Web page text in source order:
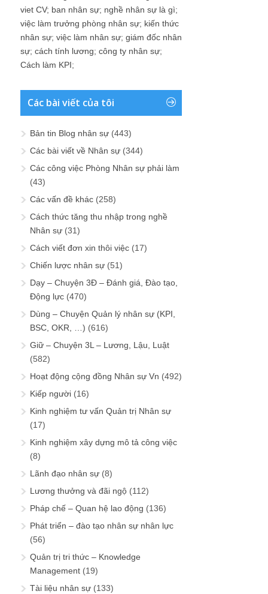
viet CV; ban nhân sự; nghề nhân sự là gì;
việc làm trưởng phòng nhân sự; kiến thức
nhân sự; việc làm nhân sự; giám đốc nhân
sự; cách tính lương; công ty nhân sự;
Cách làm KPI;
Các bài viết của tôi
Bản tin Blog nhân sự (443)
Các bài viết về Nhân sự (344)
Các công việc Phòng Nhân sự phải làm
(43)
Các vấn đề khác (258)
Cách thức tăng thu nhập trong nghề
Nhân sự (31)
Cách viết đơn xin thôi việc (17)
Chiến lược nhân sự (51)
Dạy – Chuyện 3Đ – Đánh giá, Đào tạo,
Động lực (470)
Dùng – Chuyện Quản lý nhân sự (KPI,
BSC, OKR, …) (616)
Giữ – Chuyện 3L – Lương, Lậu, Luật
(582)
Hoạt động cộng đồng Nhân sự Vn (492)
Kiếp người (16)
Kinh nghiệm tư vấn Quản trị Nhân sự
(17)
Kinh nghiệm xây dựng mô tả công việc
(8)
Lãnh đạo nhân sự (8)
Lương thưởng và đãi ngộ (112)
Pháp chế – Quan hệ lao động (136)
Phát triển – đào tạo nhân sự nhân lực
(56)
Quản trị tri thức – Knowledge
Management (19)
Tài liệu nhân sự (133)